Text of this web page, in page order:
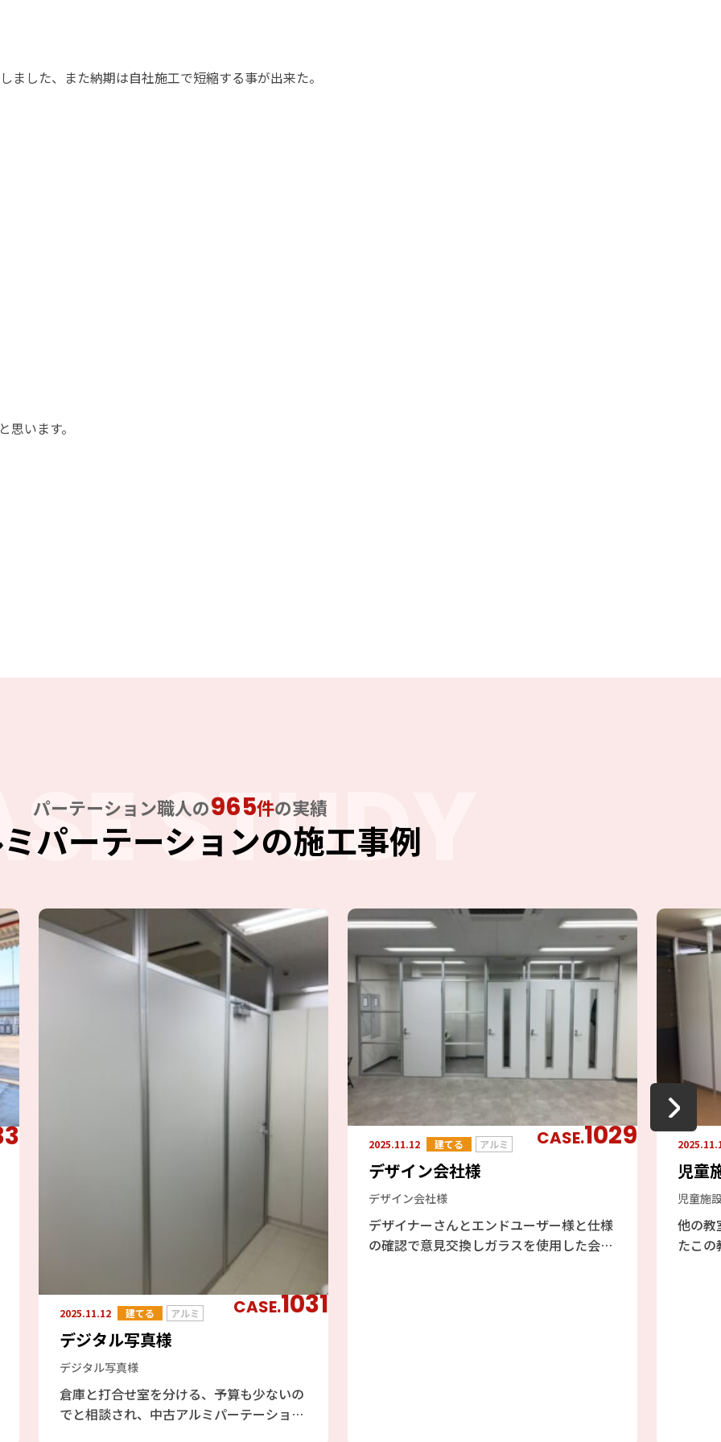
した、また納期は自社施工で短縮する事が出来た。
います。
STUDY
パーテーション職人の965件の実績
パーテーションの施工事例
CASE.1031
2025.11.12 建てる アルミ
デジタル写真様
デジタル写真様
倉庫と打合せ室を分ける、予算も少ないの
でと相談され、中古アルミパーテーション
CASE.1029
2025.11.12 建てる アルミ
デザイン会社様
デザイン会社様
デザイナーさんとエンドユーザー様と仕様
の確認で意見交換しガラスを使用した会議
児童
児童施
他の教
たこの